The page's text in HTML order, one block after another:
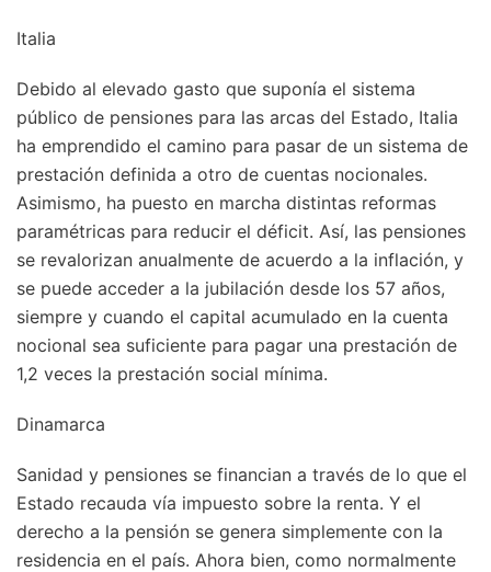
Italia
Debido al elevado gasto que suponía el sistema
público de pensiones para las arcas del Estado, Italia
ha emprendido el camino para pasar de un sistema de
prestación definida a otro de cuentas nocionales.
Asimismo, ha puesto en marcha distintas reformas
paramétricas para reducir el déficit. Así, las pensiones
se revalorizan anualmente de acuerdo a la inflación, y
se puede acceder a la jubilación desde los 57 años,
siempre y cuando el capital acumulado en la cuenta
nocional sea suficiente para pagar una prestación de
1,2 veces la prestación social mínima.
Dinamarca
Sanidad y pensiones se financian a través de lo que el
Estado recauda vía impuesto sobre la renta. Y el
derecho a la pensión se genera simplemente con la
residencia en el país. Ahora bien, como normalmente